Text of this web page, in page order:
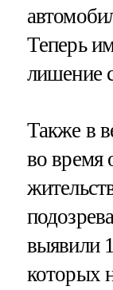
Теперь
лишение
Также в
во время
выявили
которых